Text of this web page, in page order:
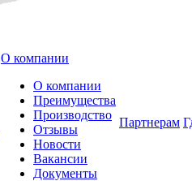
О компании
О компании
Преимущества
Производство
Отзывы
Новости
Вакансии
Документы
Партнерам